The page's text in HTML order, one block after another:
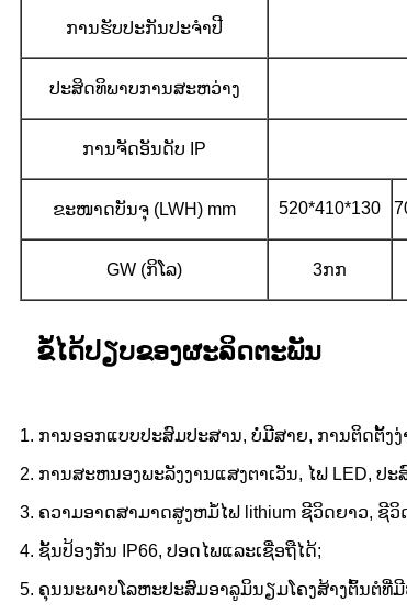
ການຮັບປະກັນປະຈໍາປີ
ປະສິດທິພາບການສະຫວ່າງ
ການຈັດອັນດັບ IP
ຂະໜາດບັນຈຸ (LWH) mm 520*410*130
GW (ກິໂລ) 3ກກ
ຂໍ້ໄດ້ປຽບຂອງຜະລິດຕະພັນ
1. ການ​ອອກ​ແບບ​ປະ​ສົມ​ປະ​ສານ​, ບໍ່​ມີ​ສາຍ​, ການ​ຕິດ​ຕັ້ງ​
2. ການສະຫນອງພະລັງງານແສງຕາເວັນ, ໄຟ LED,
3. ຄວາມອາດສາມາດສູງຫມໍ້ໄຟ lithium ຊີວິດຍາວ,
4. ຊັ້ນປ້ອງກັນ IP66, ປອດໄພແລະເຊື່ອຖືໄດ້;
5. ຄຸນນະພາບໂລຫະປະສົມອາລູມິນຽມໂຄງສ້າງຕົ້ນຕໍທີ່ມີ